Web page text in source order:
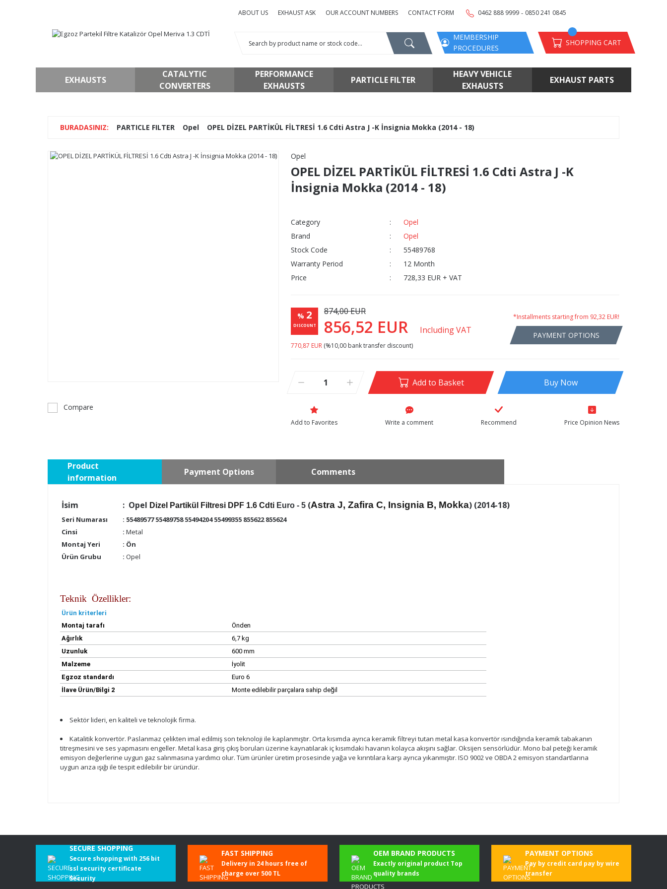
ABOUT US EXHAUST ASK OUR ACCOUNT NUMBERS CONTACT FORM 0462 888 9999 - 0850 241 0845
MEMBERSHIP
PROCEDURES
SHOPPING CART
EXHAUSTS
CATALYTIC
CONVERTERS
PERFORMANCE
EXHAUSTS
PARTICLE FILTER
HEAVY VEHICLE
EXHAUSTS
EXHAUST PARTS
PARTICLE FILTER Opel OPEL DİZEL PARTİKÜL FİLTRESİ 1.6 Cdti Astra J -K İnsignia Mokka (2014 - 18)
Compare
Opel
OPEL DİZEL PARTİKÜL FİLTRESİ 1.6 Cdti Astra J -K
İnsignia Mokka (2014 - 18)
Category
Opel
Brand
Opel
Stock Code
55489768
Warranty Period
12 Month
Price
728,33 EUR + VAT
% 2
DISCOUNT
874,00 EUR
856,52 EUR Including VAT
770,87 EUR (%10,00 bank transfer discount)
*Installments starting from 92,32 EUR!
PAYMENT OPTIONS
Add to Basket Buy Now
Write a comment Recommend Price Opinion News
Product
information
Payment Options Comments
İsim : Opel Dizel Partikül Filtresi DPF 1.6 Cdti Euro - 5 (Astra J, Zafira C, Insignia B, Mokka) (2014-18)
Seri Numarası
: 55489577 55489758 55494204 55499355 855622 855624
Cinsi
: Metal
Montaj Yeri
: Ön
Ürün Grubu
: Opel
Teknik Özellikler:
Ürün kriterleri
Montaj tarafı
Önden
Ağırlık
6,7 kg
Uzunluk
600 mm
Malzeme
İyolit
Egzoz standardı
Euro 6
İlave Ürün/Bilgi 2
Monte edilebilir parçalara sahip değil
Sektör lideri, en kaliteli ve teknolojik firma.
Katalitik konvertör. Paslanmaz çelikten imal edilmiş son teknoloji ile kaplanmıştır. Orta kısımda ayrıca keramik filtreyi tutan metal kasa konvertör ısındığında keramik tabakanın
titreşmesini ve ses yapmasını engeller. Metal kasa giriş çıkış boruları üzerine kaynatılarak iç kısımdaki havanın kolayca akışını sağlar. Oksijen sensörlüdür. Mono bal peteği keramik
emisyon değerlerine uygun gaz salınmasına yardımcı olur. Tüm ürünler üretim prosesinde yağa ve kırıntılara karşı ayrıca yıkanmıştır. ISO 9002 ve OBDA 2 emisyon standartlarına
uygun arıza ışığı ile tespit edilebilir bir üründür.
Be the first to comment on this product!
Write a Comment
Katalitik konvertörler ve partikül filtreleri hakkında önemli bilgiler
Katalizörler
Katalitik konvertörün ömrü en az 100.000 km olmalıdır. Eğer değilse, bunun başlıca nedeni şunlardır:
Dış hasar
SECURE SHOPPING
Secure shopping with 256 bit
ssl security certificate
Security
FAST SHIPPING
Delivery in 24 hours free of
charge over 500 TL
OEM BRAND PRODUCTS
Exactly original product Top
quality brands
PAYMENT OPTIONS
Pay by credit card pay by wire
transfer